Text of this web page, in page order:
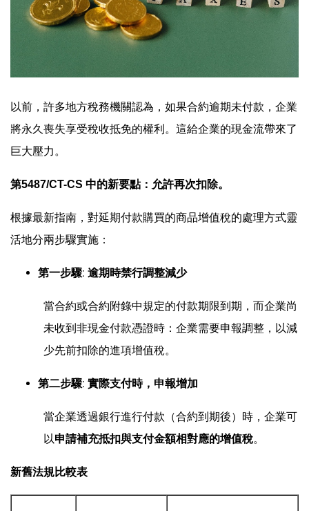
以前，許多地方稅務機關認為，如果合約逾期未付款，企業
將永久喪失享受稅收抵免的權利。這給企業的現金流帶來了
巨大壓力。
第5487/CT-CS 中的新要點：允許再次扣除。
根據最新指南，對延期付款購買的商品增值稅的處理方式靈
活地分兩步驟實施：
第一步驟: 逾期時禁行調整減少
當合約或合約附錄中規定的付款期限到期，而企業尚
未收到非現金付款憑證時：企業需要申報調整，以減
少先前扣除的進項增值稅。
第二步驟: 實際支付時，申報增加
當企業透過銀行進行付款（合約到期後）時，企業可
以申請補充抵扣與支付金額相對應的增值稅。
新舊法規比較表